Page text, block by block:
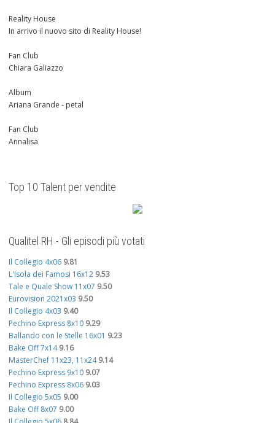
Reality House
In arrivo il nuovo sito di Reality House!
Fan Club
Chiara Galiazzo
Album
Ariana Grande - petal
Fan Club
Annalisa
Top 10 Talent per vendite
Qualitel RH - Gli episodi più votati
Il Collegio 4x06 9.81
L'Isola dei Famosi 16x12 9.53
Tale e Quale Show 11x07 9.50
Eurovision 2021x03 9.50
Il Collegio 4x03 9.40
Pechino Express 8x10 9.29
Ballando con le Stelle 16x01 9.23
Bake Off 7x14 9.16
MasterChef 11x23, 11x24 9.14
Pechino Express 9x10 9.07
Pechino Express 8x06 9.03
Il Collegio 5x05 9.00
Bake Off 8x07 9.00